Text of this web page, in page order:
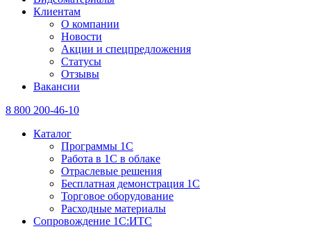
Клиентам
О компании
Новости
Акции и спецпредложения
Статусы
Отзывы
Вакансии
8 800 200-46-10
Каталог
Программы 1С
Работа в 1С в облаке
Отраслевые решения
Бесплатная демонстрация 1С
Торговое оборудование
Расходные материалы
Сопровождение 1С:ИТС